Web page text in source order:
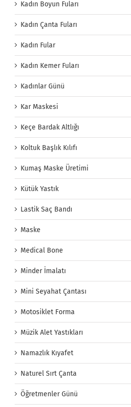
Kadın Boyun Fuları
Kadın Çanta Fuları
Kadın Fular
Kadın Kemer Fuları
Kadınlar Günü
Kar Maskesi
Keçe Bardak Altlığı
Koltuk Başlık Kılıfı
Kumaş Maske Üretimi
Kütük Yastık
Lastik Saç Bandı
Maske
Medical Bone
Minder İmalatı
Mini Seyahat Çantası
Motosiklet Forma
Müzik Alet Yastıkları
Namazlık Kıyafet
Naturel Sırt Çanta
Öğretmenler Günü